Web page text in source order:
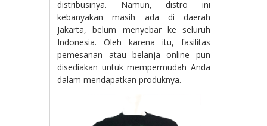
distribusinya. Namun, distro ini
kebanyakan masih ada di daerah
Jakarta, belum menyebar ke seluruh
Indonesia. Oleh karena itu, fasilitas
pemesanan atau belanja online pun
disediakan untuk mempermudah Anda
dalam mendapatkan produknya.